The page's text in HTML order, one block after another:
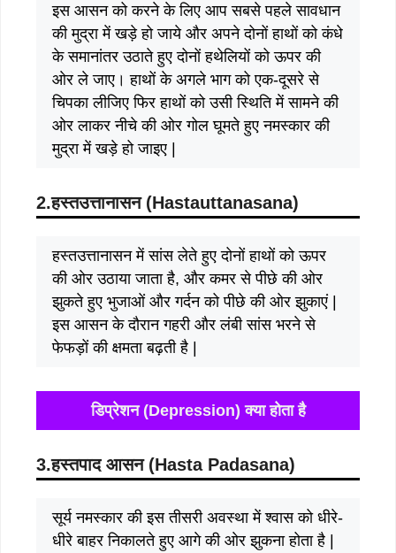
इस आसन को करने के लिए आप सबसे पहले सावधान
की मुद्रा में खड़े हो जाये और अपने दोनों हाथों को कंधे
के समानांतर उठाते हुए दोनों हथेलियों को ऊपर की
ओर ले जाए। हाथों के अगले भाग को एक-दूसरे से
चिपका लीजिए फिर हाथों को उसी स्थिति में सामने की
ओर लाकर नीचे की ओर गोल घूमते हुए नमस्कार की
मुद्रा में खड़े हो जाइए |
2.हस्तउत्तानासन (Hastauttanasana)
हस्तउत्तानासन में सांस लेते हुए दोनों हाथों को ऊपर
की ओर उठाया जाता है, और कमर से पीछे की ओर
झुकते हुए भुजाओं और गर्दन को पीछे की ओर झुकाएं |
इस आसन के दौरान गहरी और लंबी सांस भरने से
फेफड़ों की क्षमता बढ़ती है |
डिप्रेशन (Depression) क्या होता है
3.हस्तपाद आसन (Hasta Padasana)
सूर्य नमस्कार की इस तीसरी अवस्‍था में श्वास को धीरे-
धीरे बाहर निकालते हुए आगे की ओर झुकना होता है |